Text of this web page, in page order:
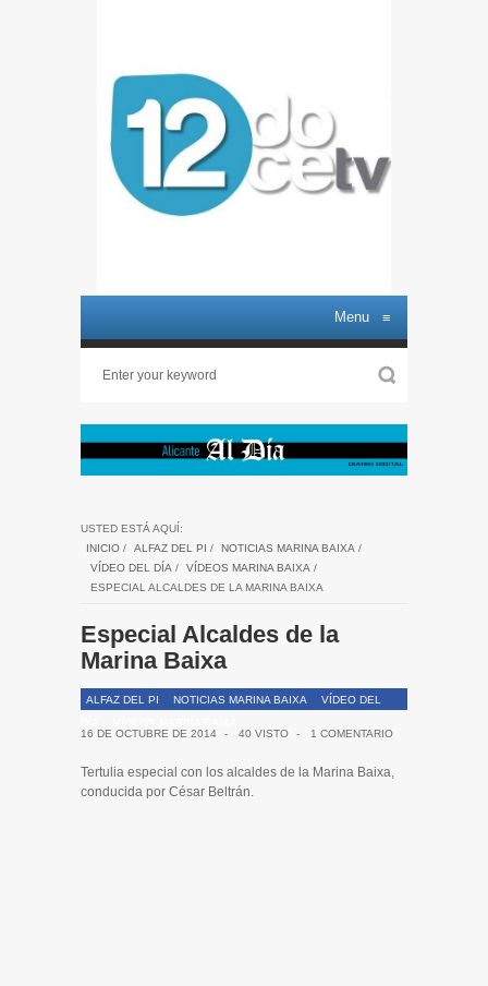
Menu ≡
USTED ESTÁ AQUÍ:
INICIO / ALFAZ DEL PI / NOTICIAS MARINA BAIXA /
VÍDEO DEL DÍA / VÍDEOS MARINA BAIXA /
ESPECIAL ALCALDES DE LA MARINA BAIXA
Especial Alcaldes de la
Marina Baixa
ALFAZ DEL PI NOTICIAS MARINA BAIXA
VÍDEO DEL
16 DE OCTUBRE DE 2014
- 40 VISTO - 1 COMENTARIO
Tertulia especial con los alcaldes de la Marina Baixa,
conducida por César Beltrán.